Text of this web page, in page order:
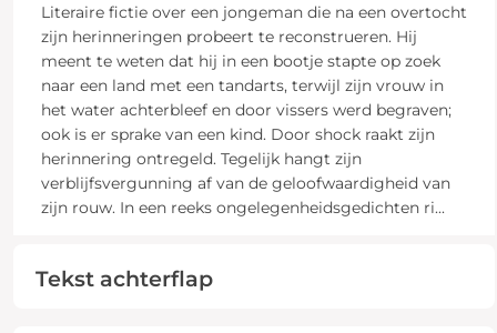
Literaire fictie over een jongeman die na een overtocht
zijn herinneringen probeert te reconstrueren. Hij
meent te weten dat hij in een bootje stapte op zoek
naar een land met een tandarts, terwijl zijn vrouw in
het water achterbleef en door vissers werd begraven;
ook is er sprake van een kind. Door shock raakt zijn
herinnering ontregeld. Tegelijk hangt zijn
verblijfsvergunning af van de geloofwaardigheid van
zijn rouw. In een reeks ongelegenheidsgedichten ri...
Tekst achterflap